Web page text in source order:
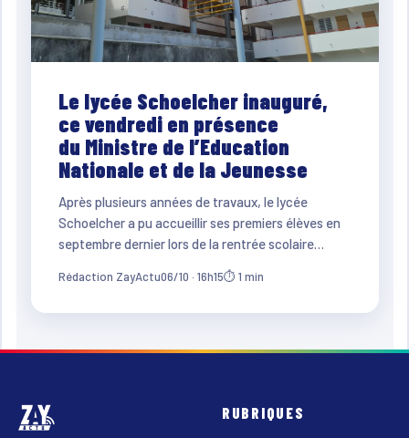
Le lycée Schoelcher inauguré,
ce vendredi en présence
du Ministre de l’Education
Nationale et de la Jeunesse
Après plusieurs années de travaux, le lycée
Schoelcher a pu accueillir ses premiers élèves en
septembre dernier lors de la rentrée scolaire…
Rédaction ZayActu06/10 · 16h15⏱ 1 min
RUBRIQUES